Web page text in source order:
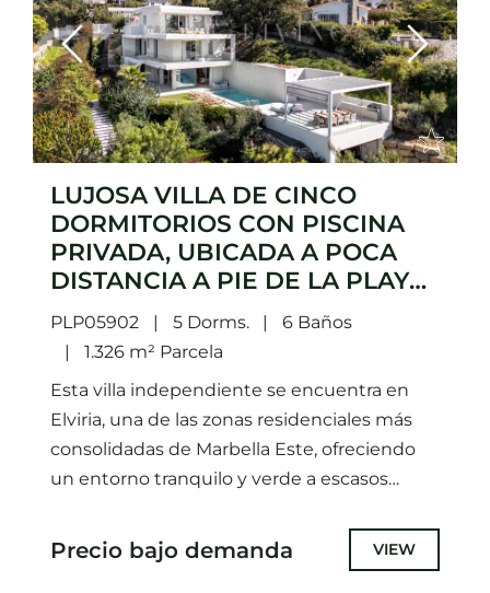
Previous Next
LUJOSA VILLA DE CINCO
DORMITORIOS CON PISCINA
PRIVADA, UBICADA A POCA
DISTANCIA A PIE DE LA PLAYA
EN LA ZONA PRIVILEGIADA DE
ELVIRIA, MARBELLA ESTE.
PLP05902 5 Dorms.
6 Baños
1.326 m² Parcela
Esta villa independiente se encuentra en
Elviria, una de las zonas residenciales más
consolidadas de Marbella Este, ofreciendo
un entorno tranquilo y verde a escasos
Precio bajo demanda VIEW